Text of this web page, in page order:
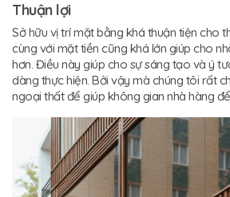
Thuận lợi
Sở hữu vị trí mặt bằng khá thuận tiện cho
cùng với mặt tiền cũng khá lớn giúp cho
hơn. Điều này giúp cho sự sáng tạo và ý
dàng thực hiện. Bởi vậy mà chúng tôi rất
ngoại thất để giúp không gian nhà hàng